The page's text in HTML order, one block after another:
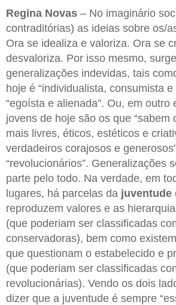
Regina Novas – No imaginário
contraditórias) as ideias sobre os/
Ora se idealiza e valoriza. Ora se
desvaloriza. Por isso mesmo,
generalizações indevidas, tais
hoje é “individualista, consumista e
“egoísta e alienada”. Ou, em outro
jovens de hoje são os que “sabem
mais livres, éticos, estéticos e
verdadeiros corajosos e
“revolucionários”. Generalizações
parte pelo todo. Na verdade, em
lugares, há parcelas da juventude
reproduzem valores e as
(que poderiam ser classificadas
conservadoras), bem como
que questionam o estabelecido e
(que poderiam ser classificadas
revolucionárias). Vendo os dois
dizer que a juventude é sempre